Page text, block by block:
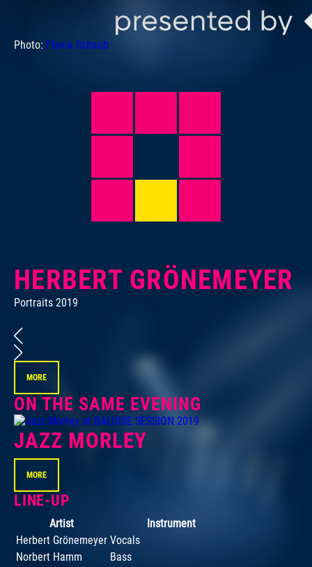
Photo: Flavia Schaub
HERBERT GRÖNEMEYER
Portraits 2019
MORE
ON THE SAME EVENING
JAZZ MORLEY
MORE
LINE-UP
Artist
Instrument
Herbert Grönemeyer Vocals
Norbert Hamm
Bass